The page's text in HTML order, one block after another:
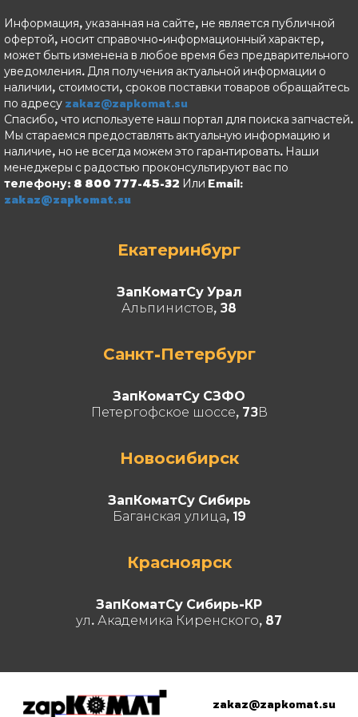
Информация, указанная на сайте, не является публичной
офертой, носит справочно-информационный характер,
может быть изменена в любое время без предварительного
уведомления. Для получения актуальной информации о
наличии, стоимости, сроков поставки товаров обращайтесь
по адресу zakaz@zapkomat.su
Спасибо, что используете наш портал для поиска запчастей.
Мы стараемся предоставлять актуальную информацию и
наличие, но не всегда можем это гарантировать. Наши
менеджеры с радостью проконсультируют вас по
телефону: 8 800 777-45-32 Или Email:
zakaz@zapkomat.su
Екатеринбург
ЗапКоматСу Урал
Альпинистов, 38
Санкт-Петербург
ЗапКоматСу СЗФО
Петергофское шоссе, 73В
Новосибирск
ЗапКоматСу Сибирь
Баганская улица, 19
Красноярск
ЗапКоматСу Сибирь-КР
ул. Академика Киренского, 87
zakaz@zapkomat.su